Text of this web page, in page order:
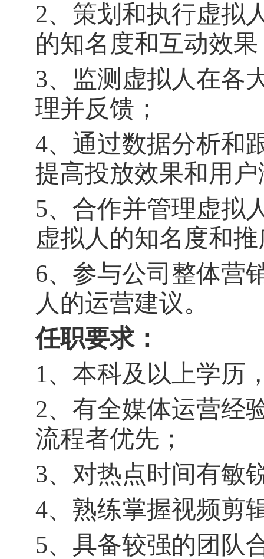
2、策划和执行虚拟
的知名度和互动效果
3、监测虚拟人在各
理并反馈；
4、通过数据分析和
提高投放效果和用
5、合作并管理虚拟
虚拟人的知名度和
6、参与公司整体营
人的运营建议。
任职要求：
1、本科及以上学历
2、有全媒体运营经
流程者优先；
3、对热点时间有敏
4、熟练掌握视频剪
5、具备较强的团队